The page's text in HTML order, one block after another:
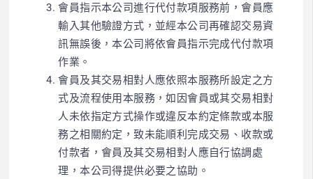
會員指示本公司進行代付款項服務前，會員應
輸入其他驗證方式，並經本公司再確認交易資
訊無誤後，本公司將依會員指示完成代付款項
作業。
會員及其交易相對人應依照本服務所設定之方
式及流程使用本服務，如因會員或其交易相對
人未依指定方式操作或違反本約定條款或本服
務之相關約定，致未能順利完成交易、收款或
付款者，會員及其交易相對人應自行協調處
理，本公司得提供必要之協助。